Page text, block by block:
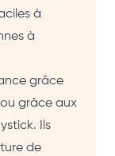
à
à
grâce
grâce aux
Ils
de